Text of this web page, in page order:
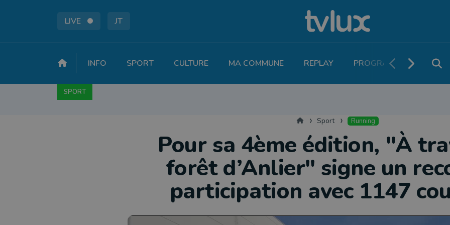
LIVE JT
INFO SPORT CULTURE MA COMMUNE REPLAY PROGRAMME TV
SPORT
AccueilSport Running
Pour sa 4ème édition, "À
forêt d’Anlier" signe un
participation avec 1147